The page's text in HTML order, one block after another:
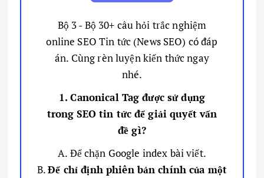
Bộ 3 - Bộ 30+ câu hỏi trắc nghiệm
online SEO Tin tức (News SEO) có đáp
án. Cùng rèn luyện kiến thức ngay
nhé.
1. Canonical Tag được sử dụng
trong SEO tin tức để giải quyết vấn
đề gì?
A. Để chặn Google index bài viết.
B.Để chỉ định phiên bản chính của một